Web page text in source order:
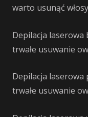
warto usunąć
Depilacja laserowa
trwałe usuwanie
Depilacja
trwałe usuwanie